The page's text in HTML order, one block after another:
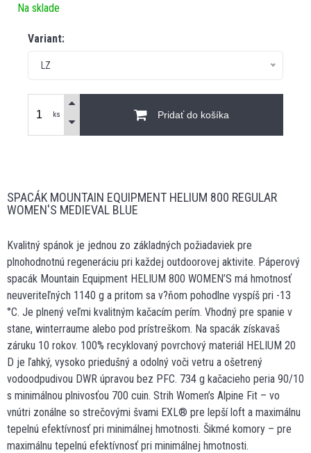
Na sklade
Variant:
LZ
ks Pridať do košíka
SPACÁK MOUNTAIN EQUIPMENT HELIUM 800 REGULAR
WOMEN'S MEDIEVAL BLUE
Kvalitný spánok je jednou zo základných požiadaviek pre
plnohodnotnú regeneráciu pri každej outdoorovej aktivite. Páperový
spacák Mountain Equipment HELIUM 800 WOMEN’S má hmotnosť
neuveriteľných 1140 g a pritom sa v?ňom pohodlne vyspíš pri -13
°C. Je plnený veľmi kvalitným kačacím perím. Vhodný pre spanie v
stane, winterraume alebo pod prístreškom. Na spacák získavaš
záruku 10 rokov. 100% recyklovaný povrchový materiál HELIUM 20
D je ľahký, vysoko priedušný a odolný voči vetru a ošetrený
vodoodpudivou DWR úpravou bez PFC. 734 g kačacieho peria 90/10
s minimálnou plnivosťou 700 cuin. Strih Women’s Alpine Fit – vo
vnútri zonálne so strečovými švami EXL® pre lepší loft a maximálnu
tepelnú efektívnosť pri minimálnej hmotnosti. Šikmé komory – pre
maximálnu tepelnú efektívnosť pri minimálnej hmotnosti.